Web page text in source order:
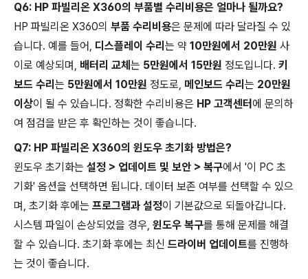
Q6: HP 파빌리온 X360의 부품별 수리비용은 얼마나 될까요?
HP 파빌리온 X360의 부품 수리비용은 문제에 따라 달라질 수 있
습니다. 예를 들어, 디스플레이 수리 는 약 10만원에서 20만원 사
이로 예상되며, 배터리 교체 는 5만원에서 15만원 정도입니다. 키
보드 수리 는 5만원에서 10만원 정도로, 메인보드 수리 는 20만원
이상이 될 수 있습니다. 정확한 수리비용은 HP 고객센터에 문의하
여 점검을 받은 후 확인하는 것이 좋습니다.
Q7: HP 파빌리온 X360의 윈도우 초기화 방법은?
윈도우 초기화는 설정 > 업데이트 및 보안 > 복구에서 '이 PC 초
기화' 옵션을 선택하면 됩니다. 데이터 보존 여부를 선택할 수 있으
며, 초기화 후에는 프로그램과 설정이 기본값으로 되돌아갑니다.
시스템 파일이 손상되었을 경우, 윈도우 복구를 통해 문제를 해결
할 수 있습니다. 초기화 후에는 최신 드라이버 업데이트를 진행하
는 것이 좋습니다.